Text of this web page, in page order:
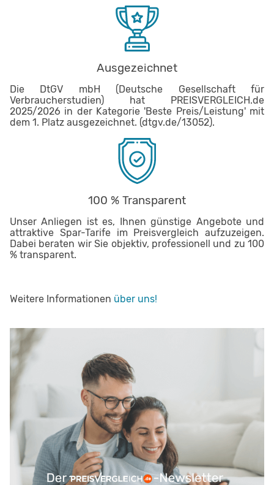
Ausgezeichnet
Die DtGV mbH (Deutsche Gesellschaft für
Verbraucherstudien) hat PREISVERGLEICH.de
2025/2026 in der Kategorie 'Beste Preis/Leistung' mit
dem 1. Platz ausgezeichnet. (dtgv.de/13052).
100 % Transparent
Unser Anliegen ist es, Ihnen günstige Angebote und
attraktive Spar-Tarife im Preisvergleich aufzuzeigen.
Dabei beraten wir Sie objektiv, professionell und zu 100
% transparent.
Weitere Informationen über uns!